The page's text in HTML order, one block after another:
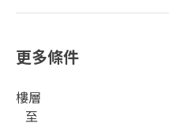
更多條件
樓層
至